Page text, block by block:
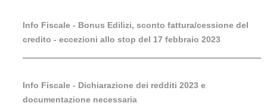
Info Fiscale - Bonus Edilizi, sconto fattura/cessione del
credito - eccezioni allo stop del 17 febbraio 2023
Info Fiscale - Dichiarazione dei redditi 2023 e
documentazione necessaria